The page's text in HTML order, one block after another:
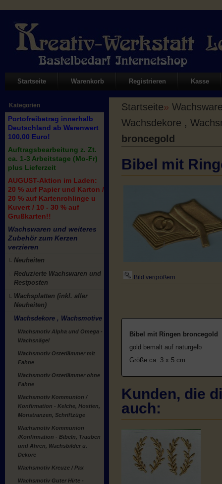
Startseite Warenkorb Registrieren Kasse
Kategorien
Portofreibetrag innerhalb
Deutschland ab Warenwert
100,00 Euro!
Auftragsbearbeitung z. Zt.
ca. 1-3 Arbeitstage (Mo-Fr)
plus Lieferzeit
AUGUST-Aktion im Laden:
20 % auf Papier und Karton /
20 % auf Kartenrohlinge u
Kuvert / 10 - 30 % auf
Grußkarten!!
Wachswaren und weiteres
Zubehör zum Kerzen
verzieren
Neuheiten
Reduzierte Wachswaren und
Restposten
Wachsplatten (inkl. aller
Neuheiten)
Wachsdekore , Wachsmotive
Wachsmotiv Alpha und Omega -
Wachsnägel
Wachsmotiv Osterlämmer mit
Fahne
Wachsmotiv Osterlämmer ohne
Fahne
Wachsmotiv Kommunion /
Konfirmation - Kelche, Hostien,
Monstranzen, Schriftzüge
Wachsmotiv Kommunion
/Konfirmation - Bibeln, Trauben
und Ähren, Wachsbilder u.
Dekore
Wachsmotiv Kreuze / Pax
Wachsmotiv Guter Hirte -
Startseite»
Wachsdekore ,
broncegold
Bibel mit
Bild vergrößern
Bibel mit Ringen broncegold
gold bemalt auf naturgelb
Größe ca. 3 x 5 cm
Kunden, die
auch: